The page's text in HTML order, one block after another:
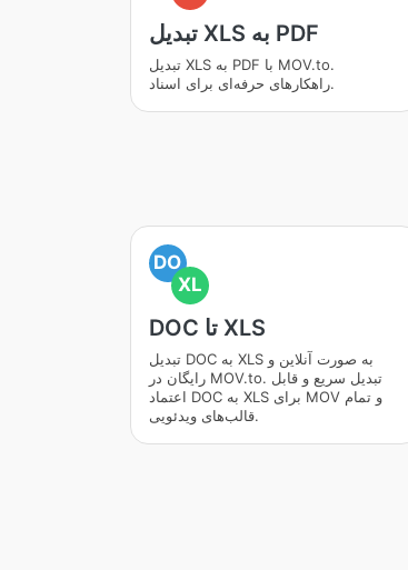
تبدیل XLS به PDF
تبدیل XLS به PDF با MOV.to.
راهکارهای حرفه‌ای برای اسناد.
DO
XL
DOC تا XLS
تبدیل DOC به XLS به صورت آنلاین و
رایگان در MOV.to. تبدیل سریع و قابل
اعتماد DOC به XLS برای MOV و تمام
قالب‌های ویدئویی.